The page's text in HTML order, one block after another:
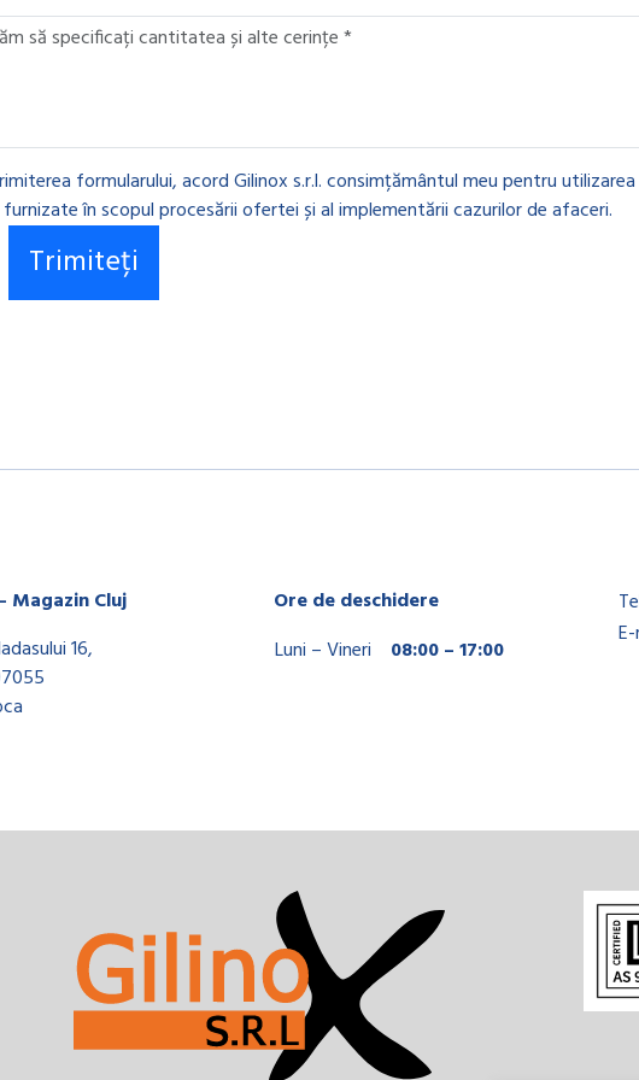
formularului, acord Gilinox s.r.l. consimțământul meu pentru
în scopul procesării ofertei și al implementării cazurilor de afaceri.
Magazin Cluj
16,
Ore de deschidere
Luni – Vineri
08:00 – 17:00